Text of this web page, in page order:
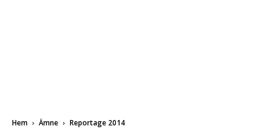
Hem Ämne Reportage 2014